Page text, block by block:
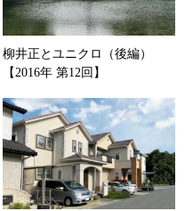
柳井正とユニクロ（後編）
【2016年 第12回】